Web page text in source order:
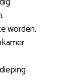
worden.